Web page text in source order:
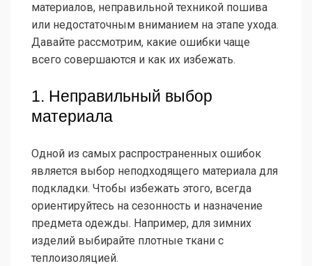
материалов, неправильной техникой пошива
или недостаточным вниманием на этапе ухода.
Давайте рассмотрим, какие ошибки чаще
всего совершаются и как их избежать.
1. Неправильный выбор
материала
Одной из самых распространенных ошибок
является выбор неподходящего материала для
подкладки. Чтобы избежать этого, всегда
ориентируйтесь на сезонность и назначение
предмета одежды. Например, для зимних
изделий выбирайте плотные ткани с
теплоизоляцией.